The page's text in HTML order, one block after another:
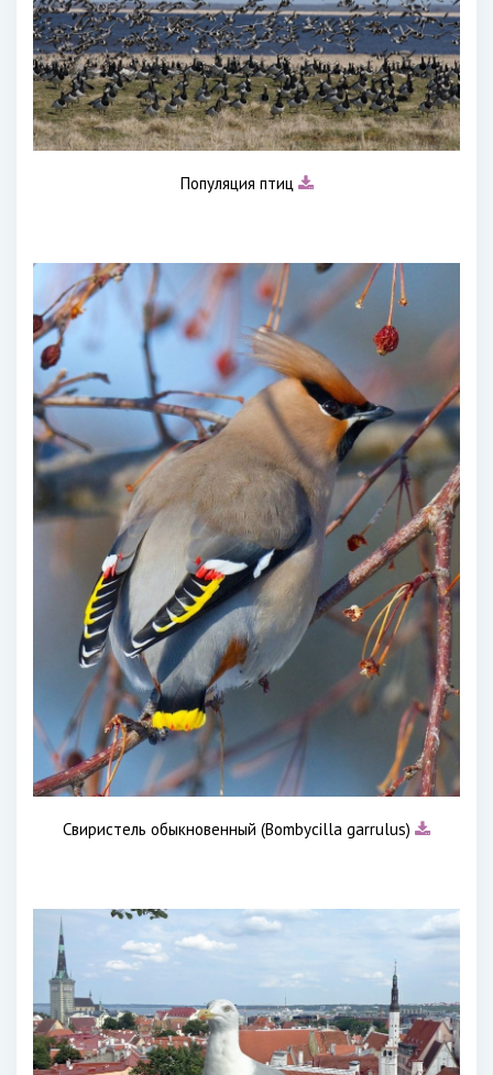
Популяция птиц
Свиристель обыкновенный (Bombycilla garrulus)